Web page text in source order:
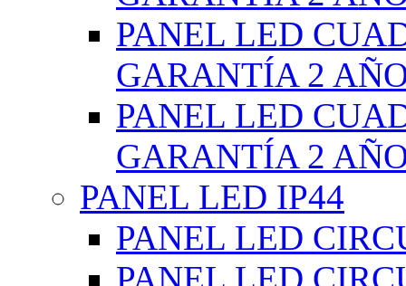
PANEL LED
GARANTÍA 2
PANEL LED
GARANTÍA 2
PANEL LED IP44
PANEL LED
PANEL LED